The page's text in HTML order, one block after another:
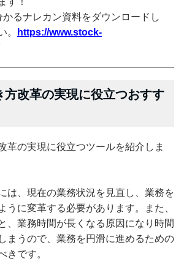
るナレカン資料をダウンロードし
。
https://www.stock-
方改革の実現に役立つおすす
革の実現に役立つツールを紹介しま
は、現在の業務状況を見直し、業務を
うに変革する必要があります。また、
、業務時間が長くなる原因になり時間
まうので、業務を円滑に進めるための
きです。